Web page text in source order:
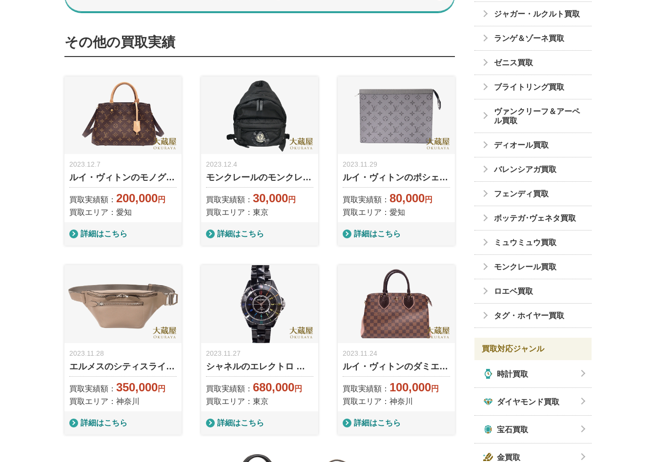
その他の買取実績
2023.12.7
ルイ・ヴィトンのモノグ…
買取実績額： 200,000円
買取エリア：愛知
詳細はこちら
2023.12.4
モンクレールのモンクレ…
買取実績額： 30,000円
買取エリア：東京
詳細はこちら
2023.11.29
ルイ・ヴィトンのポシェ…
買取実績額： 80,000円
買取エリア：愛知
詳細はこちら
2023.11.28
エルメスのシティスライ…
買取実績額： 350,000円
買取エリア：神奈川
詳細はこちら
2023.11.27
シャネルのエレクトロ …
買取実績額： 680,000円
買取エリア：東京
詳細はこちら
2023.11.24
ルイ・ヴィトンのダミエ…
買取実績額： 100,000円
買取エリア：神奈川
詳細はこちら
ジャガー・ルクルト買取
ランゲ＆ゾーネ買取
ゼニス買取
ブライトリング買取
ヴァンクリーフ＆アーペ
ル買取
ディオール買取
バレンシアガ買取
フェンディ買取
ボッテガ･ヴェネタ買取
ミュウミュウ買取
モンクレール買取
ロエベ買取
タグ・ホイヤー買取
買取対応ジャンル
時計買取
ダイヤモンド買取
宝石買取
金買取